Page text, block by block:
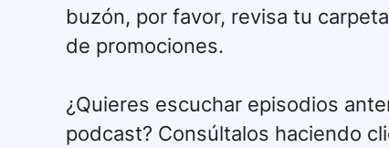
buzón, por favor, revisa tu
de promociones.
¿Quieres escuchar episodios
podcast? Consúltalos haciendo